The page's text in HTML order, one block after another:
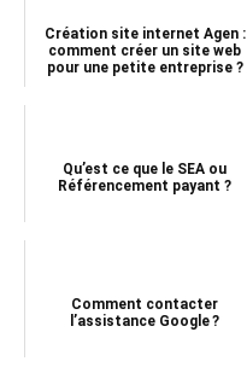
Création site internet Agen :
comment créer un site web
pour une petite entreprise ?
Qu’est ce que le SEA ou
Référencement payant ?
Comment contacter
l’assistance Google ?